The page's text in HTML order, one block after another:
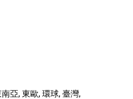
亞, 東歐, 環球, 臺灣,